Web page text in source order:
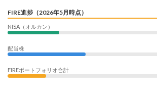
FIRE進捗（2026年5月時点）
NISA（オルカン）
配当株
FIREポートフォリオ合計